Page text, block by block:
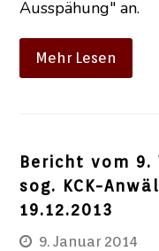
Ausspähung" an.
Mehr Lesen
Bericht vom 9.
sog. KCK-
19.12.2013
9. Januar 2014